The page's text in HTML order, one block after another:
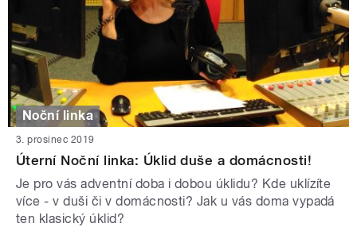
Noční linka
3. prosinec 2019
Úterní Noční linka: Úklid duše a domácnosti!
Je pro vás adventní doba i dobou úklidu? Kde uklízíte
více - v duši či v domácnosti? Jak u vás doma vypadá
ten klasický úklid?